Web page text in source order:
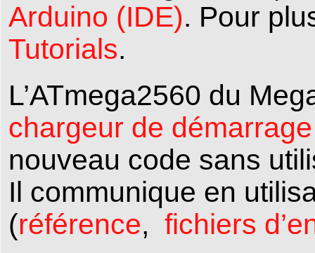
Arduino (IDE). Pour
Tutorials.
L’ATmega2560 du
chargeur de démarrage
nouveau code sans
Il communique en
(référence, fichiers